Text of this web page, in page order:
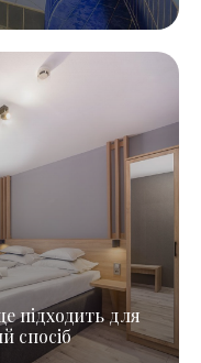
підходить для
спосіб